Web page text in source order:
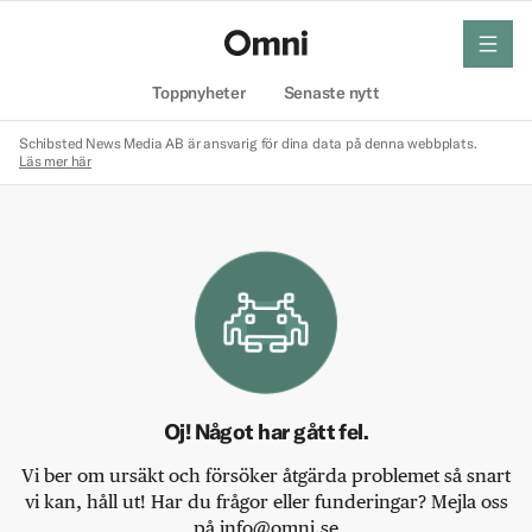
Toppnyheter Senaste nytt
meny
Schibsted News Media AB är ansvarig för dina data på denna webbplats.
Läs mer här
Oj! Något har gått fel.
Vi ber om ursäkt och försöker åtgärda problemet så snart
vi kan, håll ut! Har du frågor eller funderingar? Mejla oss